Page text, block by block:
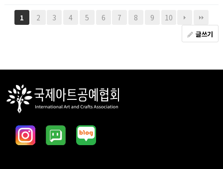
1 2 3 4 5 6 7 8 9 10
글쓰기